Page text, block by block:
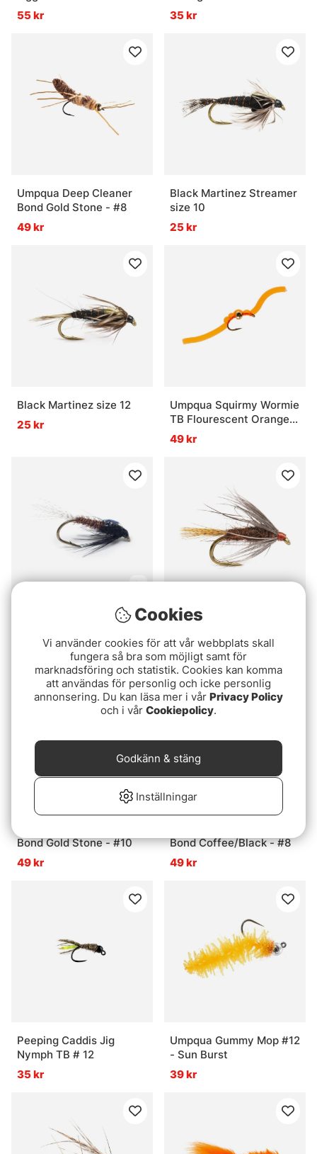
Coffee/Black - #8
55 kr
35 kr
Umpqua Deep Cleaner
Bond Gold Stone - #8
49 kr
Black Martinez Streamer
size 10
25 kr
Black Martinez size 12
25 kr
Umpqua Squirmy Wormie
TB Flourescent Orange
#12
49 kr
Guideline DK Brown
Aurvilli Nymph # 14
25 kr
Bond Gold Stone - #10
49 kr
Bond Coffee/Black - #8
49 kr
Peeping Caddis Jig
Nymph TB # 12
35 kr
Umpqua Gummy Mop #12
- Sun Burst
39 kr
Cookies
Vi använder cookies för att vår webbplats skall
fungera så bra som möjligt samt för
marknadsföring och statistik. Cookies kan komma
att användas för personlig och icke personlig
annonsering. Du kan läsa mer i vår Privacy Policy
och i vår Cookiepolicy.
Inställningar
Godkänn & stäng